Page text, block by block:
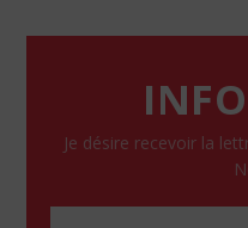
Je désire recevoir la